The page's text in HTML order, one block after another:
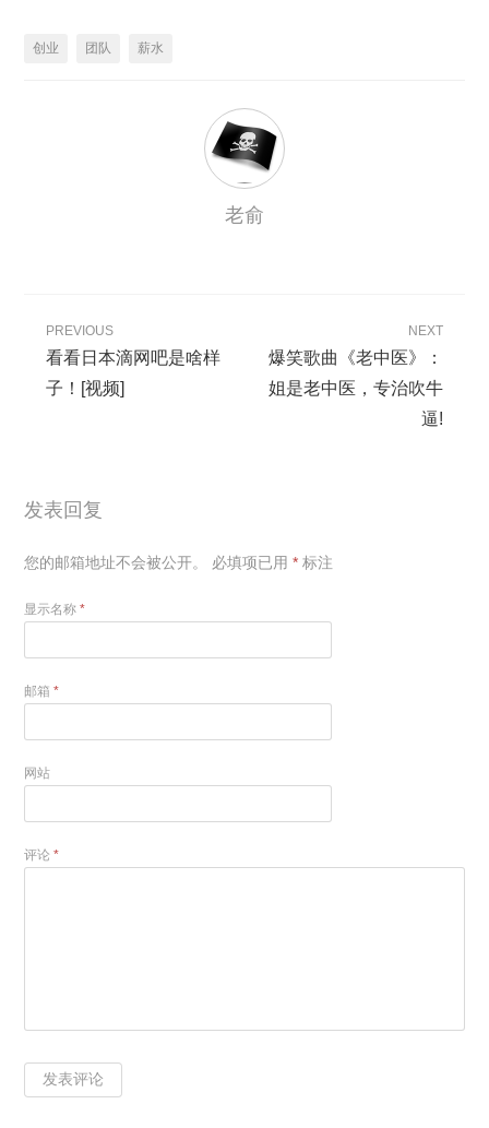
创业 团队 薪水
老俞
PREVIOUS
看看日本滴网吧是啥样
子！[视频]
NEXT
爆笑歌曲《老中医》：
姐是老中医，专治吹牛
逼!
发表回复
您的邮箱地址不会被公开。 必填项已用* 标注
显示名称*
邮箱*
网站
评论*